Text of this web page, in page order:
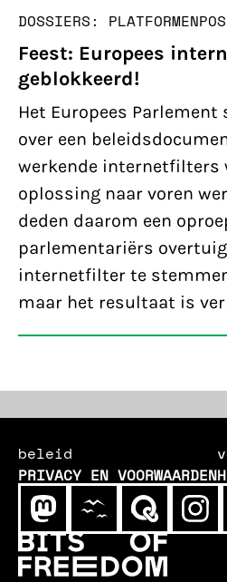
DOSSIERS: PLATFORMEN
Feest: Europees
geblokkeerd!
Het Europees
over een
werkende internetfilters
oplossing naar voren
deden daarom een
parlementariërs
internetfilter te
maar het resultaat is
beleid
PRIVACY EN VOORWAARDEN